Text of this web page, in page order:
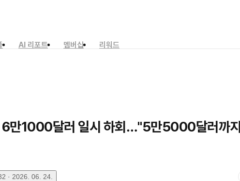
AI 리포트 멤버십
리워드
6만1000달러 일시 하회…"5만5000달러까지
· 2026. 06. 24.